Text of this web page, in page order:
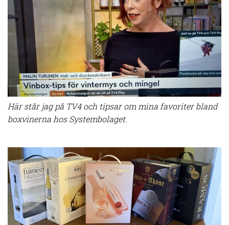
Här står jag på TV4 och tipsar om mina favoriter bland
boxvinerna hos Systembolaget.